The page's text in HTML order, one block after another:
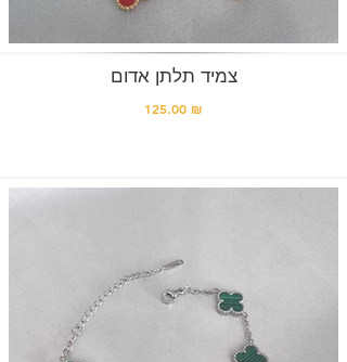
צמיד תלתן אדום
125.00 ₪